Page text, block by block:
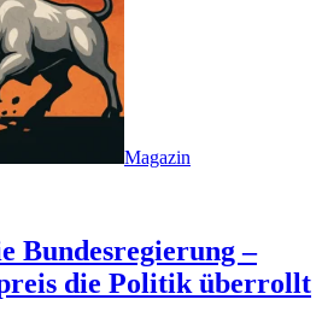
Magazin
Bundesregierung –
die Politik überrollt